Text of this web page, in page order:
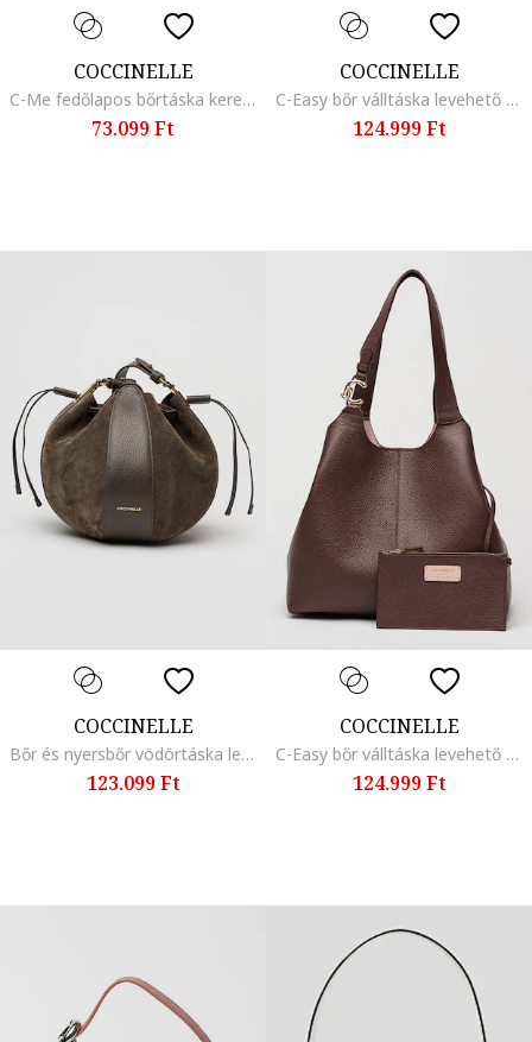
COCCINELLE
C-Me fedőlapos bőrtáska keresztpánttal, Barna
73.099 Ft
COCCINELLE
C-Easy bőr válltáska levehető kistáskával, Konyakbarna
124.999 Ft
COCCINELLE
Bőr és nyersbőr vödörtáska levehető kistáskával, Sötét tópbarna
123.099 Ft
COCCINELLE
C-Easy bőr válltáska levehető kistáskával, Barna
124.999 Ft